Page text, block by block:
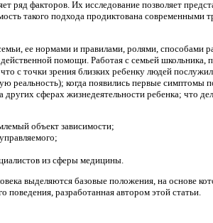
ряд факторов. Их исследование позволяет
такого подхода продиктована современными
ее нормами и правилами, ролями, способами
помощи. Работая с семьей школьника,
с точки зрения близких ребенку людей
когда появились первые симптомы
сферах жизнедеятельности ребенка; что
объект зависимости;
из сферы медицины.
выделяются базовые положения, на основе
разработанная автором этой статьи.